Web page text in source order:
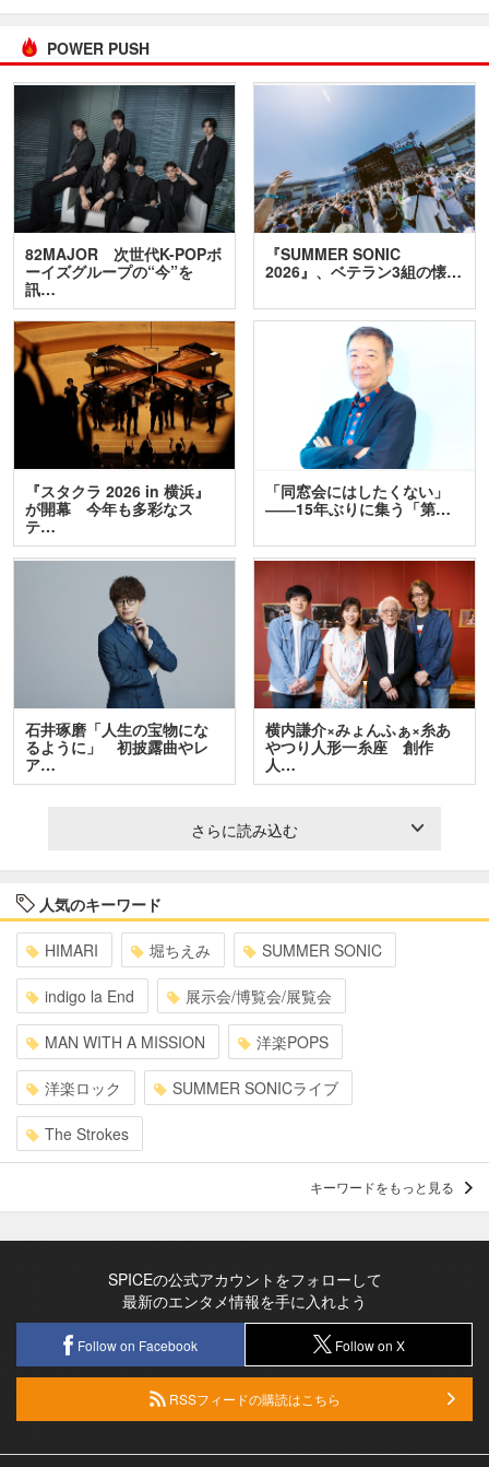
POWER PUSH
82MAJOR 次世代K-POPボ
ーイズグループの“今”を
訊…
『SUMMER SONIC
2026』、ベテラン3組の懐…
『スタクラ 2026 in 横浜』
が開幕 今年も多彩なス
テ…
「同窓会にはしたくない」
――15年ぶりに集う「第…
石井琢磨「人生の宝物にな
るように」 初披露曲やレ
ア…
横内謙介×みょんふぁ×糸あ
やつり人形一糸座 創作
人…
さらに読み込む
人気のキーワード
HIMARI 堀ちえみ SUMMER SONIC
indigo la End 展示会/博覧会/展覧会
MAN WITH A MISSION 洋楽POPS
洋楽ロック SUMMER SONICライブ
The Strokes
キーワードをもっと見る
SPICEの公式アカウントをフォローして
最新のエンタメ情報を手に入れよう
Follow on Facebook Follow on X
RSSフィードの購読はこちら